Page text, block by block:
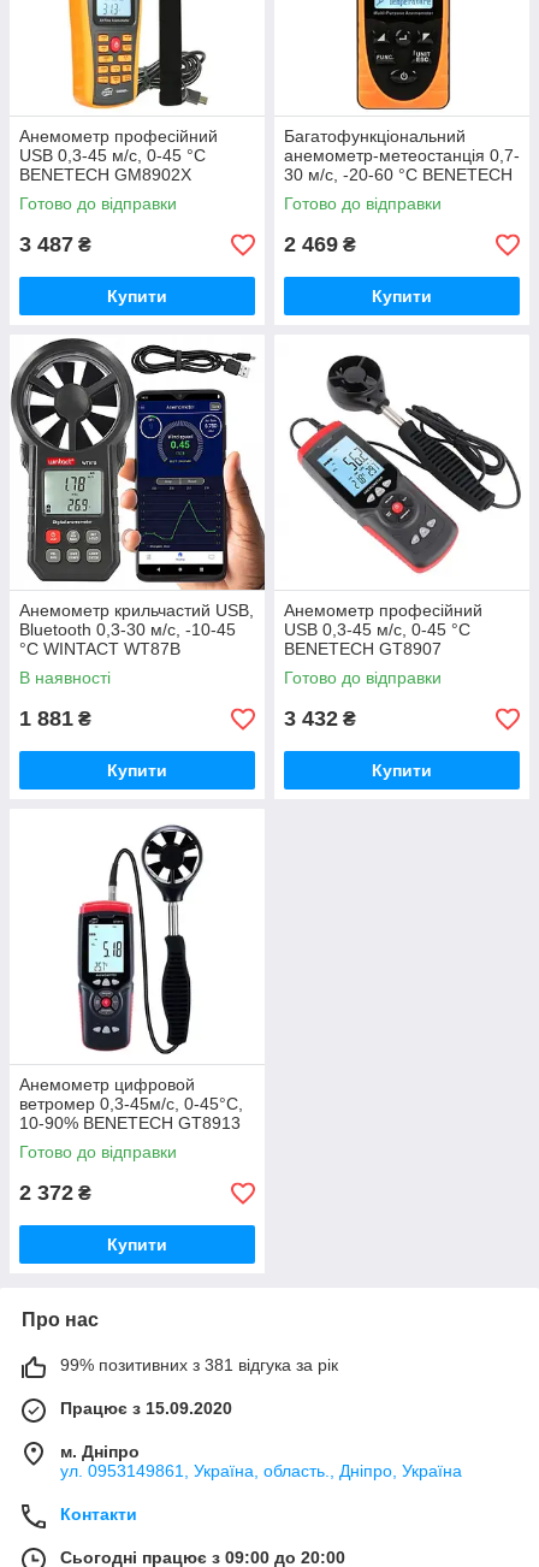
Анемометр професійний
USB 0,3-45 м/с, 0-45 °C
BENETECH GM8902X
Готово до відправки
3 487 ₴
Купити
Багатофункціональний
анемометр-метеостанція 0,7-
30 м/с, -20-60 °C BENETECH
GM8910
Готово до відправки
2 469 ₴
Купити
Анемометр крильчастий USB,
Bluetooth 0,3-30 м/с, -10-45
°C WINTACT WT87B
В наявності
1 881 ₴
Купити
Анемометр професійний
USB 0,3-45 м/с, 0-45 °C
BENETECH GT8907
Готово до відправки
3 432 ₴
Купити
Анемометр цифровой
ветромер 0,3-45м/с, 0-45°C,
10-90% BENETECH GT8913
Готово до відправки
2 372 ₴
Купити
Про нас
99% позитивних з 381 відгука за рік
Працює з 15.09.2020
м. Дніпро
ул. 0953149861, Україна, область., Дніпро, Україна
Контакти
Сьогодні працює з 09:00 до 20:00